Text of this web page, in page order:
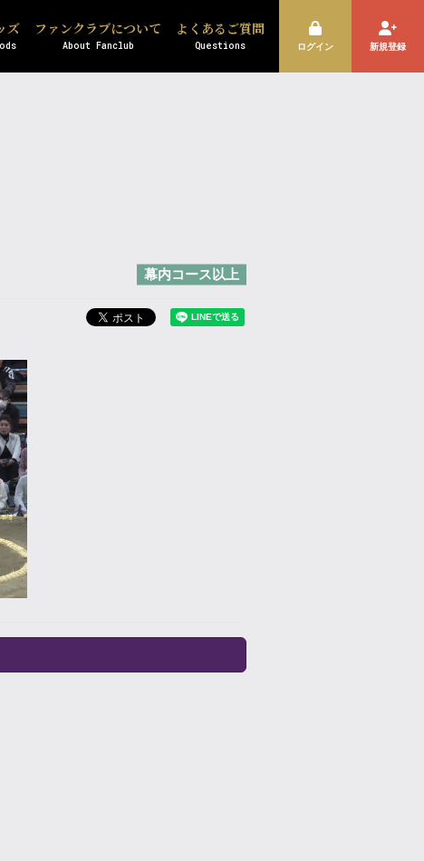
ズ ファンクラブについて
About Fanclub
よくあるご質問
Questions ログイン 新規登録
幕内コース以上